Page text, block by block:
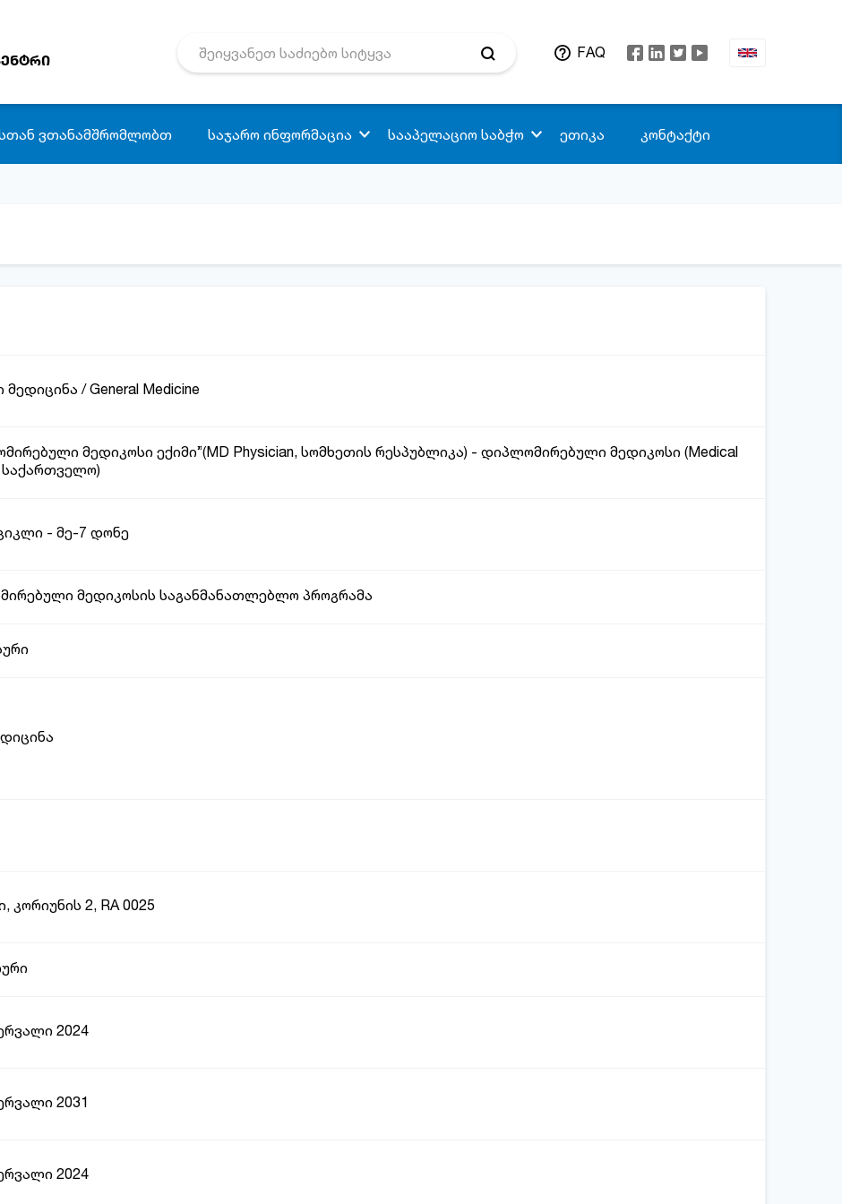
FAQ
ვთანამშრომლობთ საჯარო ინფორმაცია სააპელაციო საბჭო ეთიკა კონტაქტი
/ General Medicine
მედიკოსი ექიმი”(MD Physician, სომხეთის რესპუბლიკა) - დიპლომირებული მედიკოსი (Medical
საქართველო)
- მე-7 დონე
მედიკოსის საგანმანათლებლო პროგრამა
კორიუნის 2, RA 0025
2024
2031
2024